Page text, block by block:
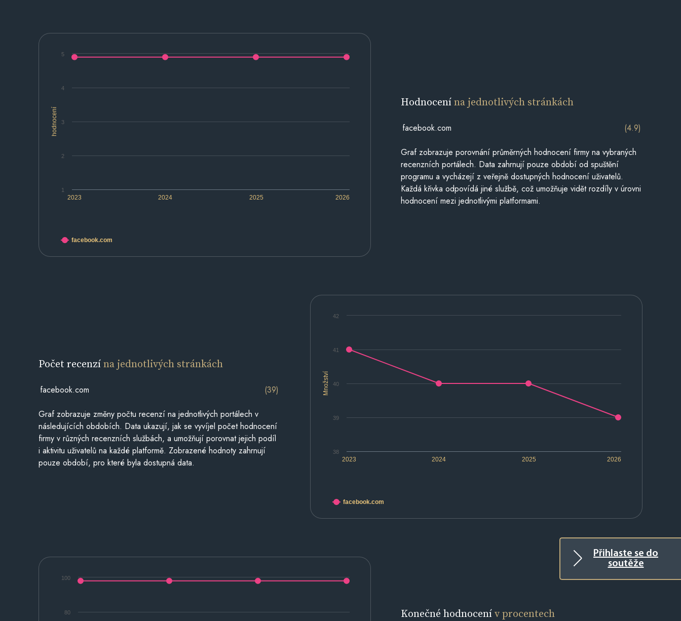
Přihlaste se do
soutěže
hodnocení
2023 2024 2025 2026
1
2
3
4
5
facebook.com
Hodnocenína jednotlivých stránkách
facebook.com (4.9)
Graf zobrazuje porovnání průměrných hodnocení firmy na vybraných
recenzních portálech. Data zahrnují pouze období od spuštění
programu a vycházejí z veřejně dostupných hodnocení uživatelů.
Každá křivka odpovídá jiné službě, což umožňuje vidět rozdíly v úrovni
hodnocení mezi jednotlivými platformami.
Množství
2023 2024 2025 2026
39
40
41
38
42
facebook.com
Počet recenzína jednotlivých stránkách
facebook.com (39)
Graf zobrazuje změny počtu recenzí na jednotlivých portálech v
následujících obdobích. Data ukazují, jak se vyvíjel počet hodnocení
firmy v různých recenzních službách, a umožňují porovnat jejich podíl
i aktivitu uživatelů na každé platformě. Zobrazené hodnoty zahrnují
pouze období, pro které byla dostupná data.
80
100
Konečné hodnocenív procentech